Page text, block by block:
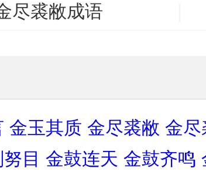
尽裘敝成语
金玉其质 金尽裘敝 金尽
目 金鼓连天 金鼓齐鸣